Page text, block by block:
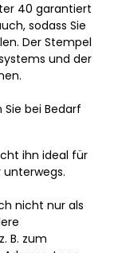
40 garantiert
sodass Sie
Der Stempel
und der
Sie bei Bedarf
ihn ideal für
unterwegs.
nicht nur als
B. zum